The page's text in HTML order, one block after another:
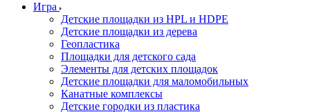
Игра
Детские площадки из HPL и HDPE
Детские площадки из дерева
Геопластика
Площадки для детского сада
Элементы для детских площадок
Детские площадки для маломобильных
Канатные комплексы
Детские городки из пластика